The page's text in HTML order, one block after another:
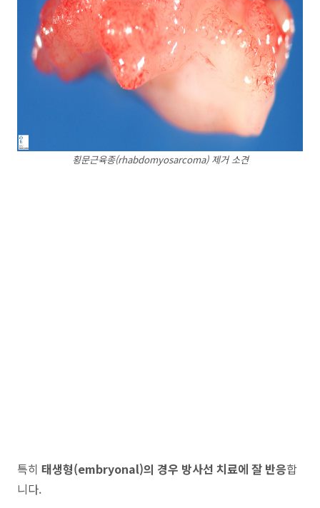
횡문근육종(rhabdomyosarcoma) 제거 소견
특히 태생형(embryonal)의 경우 방사선 치료에 잘 반응합
니다.